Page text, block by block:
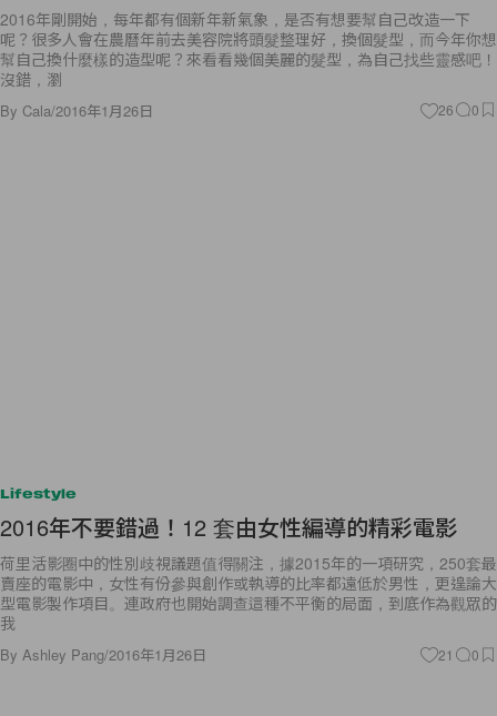
2016年剛開始，每年都有個新年新氣象，是否有想要幫自己改造一下
呢？很多人會在農曆年前去美容院將頭髮整理好，換個髮型，而今年你想
幫自己換什麼樣的造型呢？來看看幾個美麗的髮型，為自己找些靈感吧！
沒錯，瀏
By Cala/2016年1月26日 26 0
Lifestyle
2016年不要錯過！12 套由女性編導的精彩電影
荷里活影圈中的性別歧視議題值得關注，據2015年的一項研究，250套最
賣座的電影中，女性有份參與創作或執導的比率都遠低於男性，更遑論大
型電影製作項目。連政府也開始調查這種不平衡的局面，到底作為觀眾的
我
By Ashley Pang/2016年1月26日 21 0